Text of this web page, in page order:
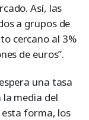
Así, las
a grupos de
cercano al 3%
de euros”.
una tasa
media del
esta forma, los